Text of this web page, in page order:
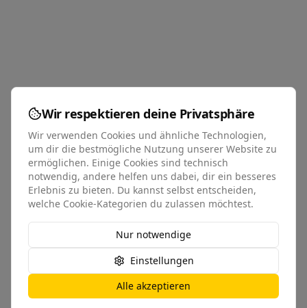
Wir respektieren deine Privatsphäre
Wir verwenden Cookies und ähnliche Technologien,
um dir die bestmögliche Nutzung unserer Website zu
ermöglichen. Einige Cookies sind technisch
notwendig, andere helfen uns dabei, dir ein besseres
Erlebnis zu bieten. Du kannst selbst entscheiden,
welche Cookie-Kategorien du zulassen möchtest.
Nur notwendige
Einstellungen
Alle akzeptieren